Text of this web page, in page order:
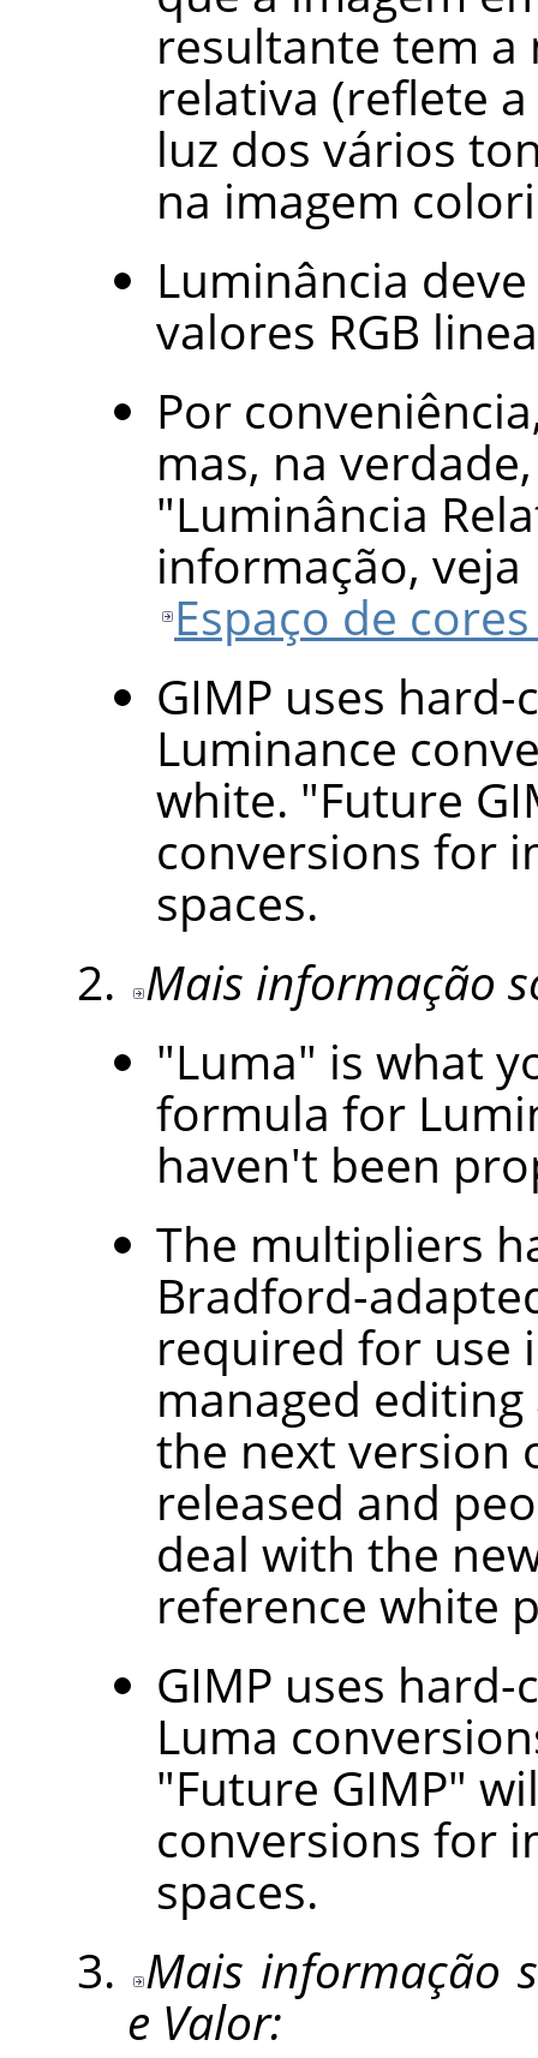
resultante tem a
relativa (reflete
luz dos vários
na imagem
Luminância
valores RGB
Por
mas, na
"Luminância
informação, veja
Espaço de
GIMP uses
Luminance
white. "Future
conversions for
spaces.
Mais informação
"Luma" is what
formula for
haven't been
The multipliers
Bradford-
required for use
managed
the next version
released and
deal with the
reference white
GIMP uses hard-
Luma
"Future GIMP"
conversions for
spaces.
Mais informação
e Valor: